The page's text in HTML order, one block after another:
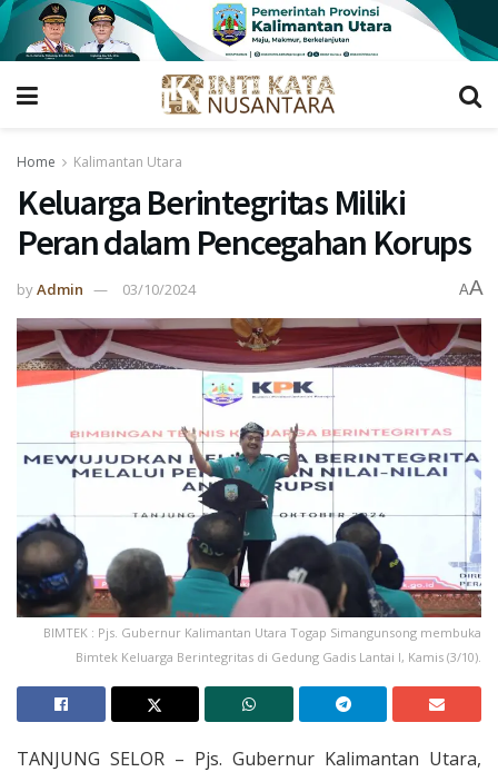
Home Kalimantan Utara
Keluarga Berintegritas Miliki
Peran dalam Pencegahan Korups
byAdmin 03/10/2024 AA
BIMTEK : Pjs. Gubernur Kalimantan Utara Togap Simangunsong membuka
Bimtek Keluarga Berintegritas di Gedung Gadis Lantai I, Kamis (3/10).
TANJUNG SELOR – Pjs. Gubernur Kalimantan Utara,